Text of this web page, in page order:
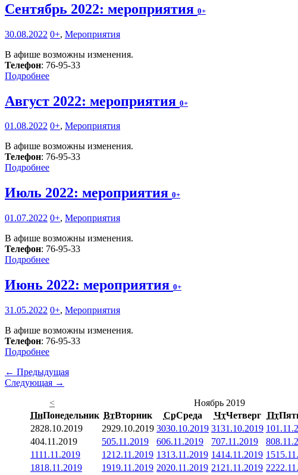
Сентябрь 2022: мероприятия 0+
30.08.2022 0+, Мероприятия
В афише возможны изменения.
Телефон: 76-95-33
Подробнее
Август 2022: мероприятия 0+
01.08.2022 0+, Мероприятия
В афише возможны изменения.
Телефон: 76-95-33
Подробнее
Июль 2022: мероприятия 0+
01.07.2022 0+, Мероприятия
В афише возможны изменения.
Телефон: 76-95-33
Подробнее
Июнь 2022: мероприятия 0+
31.05.2022 0+, Мероприятия
В афише возможны изменения.
Телефон: 76-95-33
Подробнее
← Предыдущая
Следующая →
<
Ноябрь 2019
ПнПонедельник ВтВторник СрСреда ЧтЧетверг Пт
2828.10.2019 2929.10.2019 3030.10.2019 3131.10.2019 1
404.11.2019 505.11.2019 606.11.2019 707.11.2019 8
1111.11.2019 1212.11.2019 1313.11.2019 1414.11.2019 15
1818.11.2019 1919.11.2019 2020.11.2019 21 21.11.2019 22